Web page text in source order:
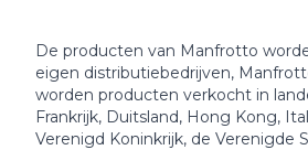
De producten van Manfrotto
eigen distributiebedrijven,
worden producten verkocht in
Frankrijk, Duitsland, Hong Kong,
Verenigd Koninkrijk, de Verenigde